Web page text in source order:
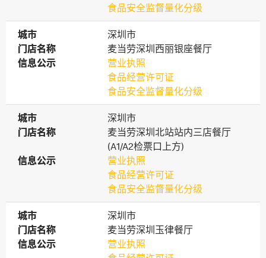
食品安全监督量化分级
城市
城市
深圳市
门店名称
门店名称
麦当劳深圳西丽银座餐厅
信息公示
信息公示
营业执照
食品经营许可证
食品安全监督量化分级
城市
城市
深圳市
门店名称
门店名称
麦当劳深圳北站站内三店餐厅
(A1/A2检票口上方)
信息公示
信息公示
营业执照
食品经营许可证
食品安全监督量化分级
城市
城市
深圳市
门店名称
门店名称
麦当劳深圳玉律餐厅
信息公示
信息公示
营业执照